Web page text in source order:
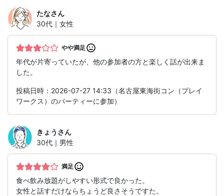
たなさん
30代｜女性
やや満足
年代が片寄っていたが、他の参加者の方と楽しく話が出来ま
した。
投稿日時：2026-07-27 14:33（名古屋東海街コン（プレイ
ワークス）のパーティーに参加）
きょう さん
30代｜男性
満足
食べ飲み放題がしやすい形式で良かった。
女性と話すだけならちょうど良さそうですた。